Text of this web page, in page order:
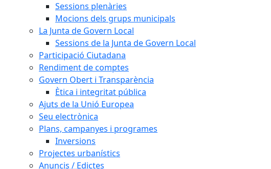
Sessions plenàries
Mocions dels grups municipals
La Junta de Govern Local
Sessions de la Junta de Govern Local
Participació Ciutadana
Rendiment de comptes
Govern Obert i Transparència
Ètica i integritat pública
Ajuts de la Unió Europea
Seu electrònica
Plans, campanyes i programes
Inversions
Projectes urbanístics
Anuncis / Edictes